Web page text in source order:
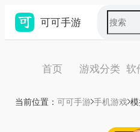
可可手游
首页 游戏分类 软
当前位置： 可可手游 手机游戏